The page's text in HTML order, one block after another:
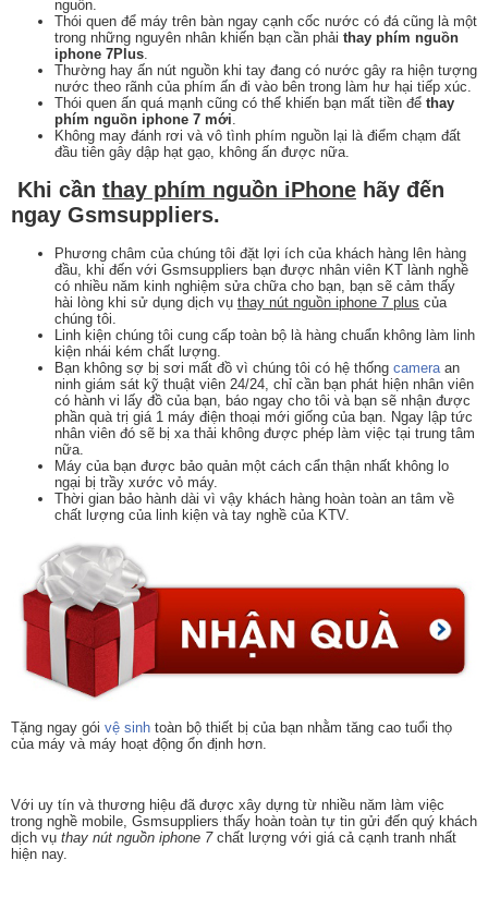
nguồn.
Thói quen để máy trên bàn ngay cạnh cốc nước có đá cũng là một
trong những nguyên nhân khiến bạn cần phải thay phím nguồn
iphone 7Plus
Thường hay ấn nút nguồn khi tay đang có nước gây ra hiện tượng
nước theo rãnh của phím ấn đi vào bên trong làm hư hại tiếp xúc.
Thói quen ấn quá mạnh cũng có thể khiến bạn mất tiền để thay
phím nguồn iphone 7 mới
Không may đánh rơi và vô tình phím nguồn lại là điểm chạm đất
đầu tiên gây dập hạt gạo, không ấn được nữa.
Khi cần thay phím nguồn iPhone hãy đến
ngay Gsmsuppliers.
Phương châm của chúng tôi đặt lợi ích của khách hàng lên hàng
đầu, khi đến với Gsmsuppliers bạn được nhân viên KT lành nghề
có nhiều năm kinh nghiệm sửa chữa cho bạn, bạn sẽ cảm thấy
hài lòng khi sử dụng dịch vụ thay nút nguồn iphone 7 plus của
chúng tôi.
Linh kiện chúng tôi cung cấp toàn bộ là hàng chuẩn không làm linh
kiện nhái kém chất lượng.
Bạn không sợ bị sơi mất đồ vì chúng tôi có hệ thống cameraan
ninh giám sát kỹ thuật viên 24/24, chỉ cần bạn phát hiện nhân viên
có hành vi lấy đồ của bạn, báo ngay cho tôi và bạn sẽ nhận được
phần quà trị giá 1 máy điện thoại mới giống của bạn. Ngay lập tức
nhân viên đó sẽ bị xa thải không được phép làm việc tại trung tâm
nữa.
Máy của bạn được bảo quản một cách cẩn thận nhất không lo
ngại bị trầy xước vỏ máy.
Thời gian bảo hành dài vì vậy khách hàng hoàn toàn an tâm về
chất lượng của linh kiện và tay nghề của KTV.
Tặng ngay gói vệ sinh toàn bộ thiết bị của bạn nhằm tăng cao tuổi thọ
của máy và máy hoạt động ổn định hơn.
Với uy tín và thương hiệu đã được xây dựng từ nhiều năm làm việc
trong nghề mobile, Gsmsuppliers thấy hoàn toàn tự tin gửi đến quý khách
dịch vụ thay nút nguồn iphone 7chất lượng với giá cả cạnh tranh nhất
hiện nay.